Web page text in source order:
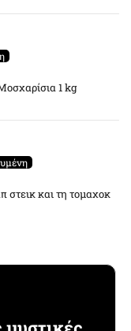
1 kg
στεικ και τη τομαχοκ